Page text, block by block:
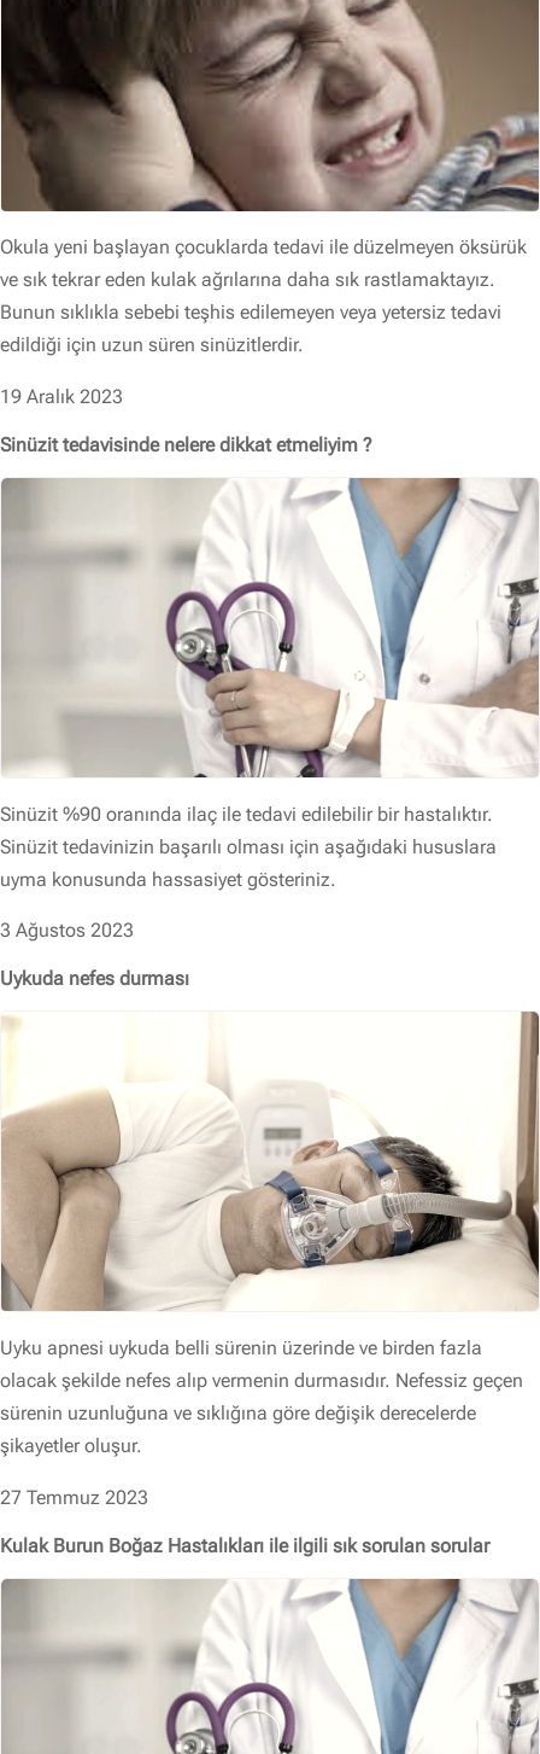
Okula yeni başlayan çocuklarda tedavi ile düzelmeyen öksürük
ve sık tekrar eden kulak ağrılarına daha sık rastlamaktayız.
Bunun sıklıkla sebebi teşhis edilemeyen veya yetersiz tedavi
edildiği için uzun süren sinüzitlerdir.
19 Aralık 2023
Sinüzit tedavisinde nelere dikkat etmeliyim ?
Sinüzit %90 oranında ilaç ile tedavi edilebilir bir hastalıktır.
Sinüzit tedavinizin başarılı olması için aşağıdaki hususlara
uyma konusunda hassasiyet gösteriniz.
3 Ağustos 2023
Uykuda nefes durması
Uyku apnesi uykuda belli sürenin üzerinde ve birden fazla
olacak şekilde nefes alıp vermenin durmasıdır. Nefessiz geçen
sürenin uzunluğuna ve sıklığına göre değişik derecelerde
şikayetler oluşur.
27 Temmuz 2023
Kulak Burun Boğaz Hastalıkları ile ilgili sık sorulan sorular